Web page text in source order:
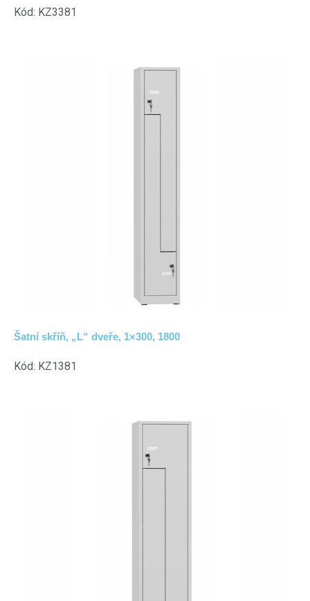
Kód: KZ3381
Šatní skříň, „L“ dveře, 1×300, 1800
Kód: KZ1381